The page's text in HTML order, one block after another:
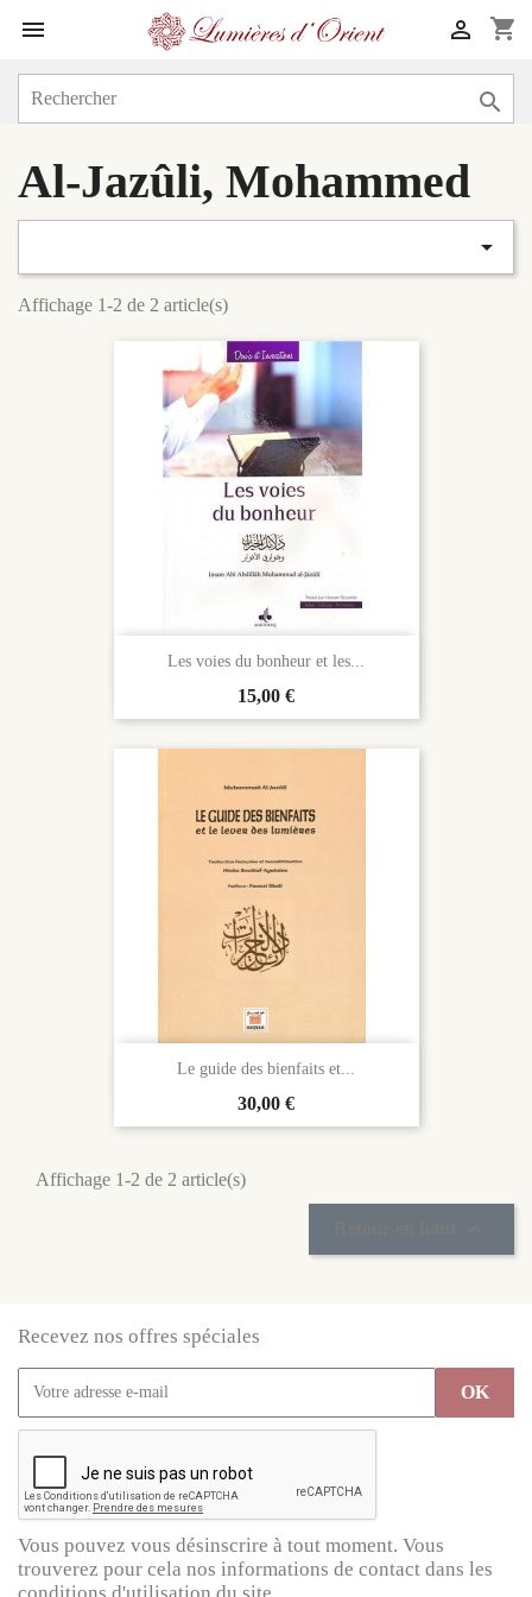
 shopping_cart


Al-Jazûli, Mohammed

Affichage 1-2 de 2 article(s)
Les voies du bonheur et les...
Prix
15,00 €
Le guide des bienfaits et...
Prix
30,00 €
Affichage 1-2 de 2 article(s)
Recevez nos offres spéciales
Vous pouvez vous désinscrire à tout moment. Vous
trouverez pour cela nos informations de contact dans les